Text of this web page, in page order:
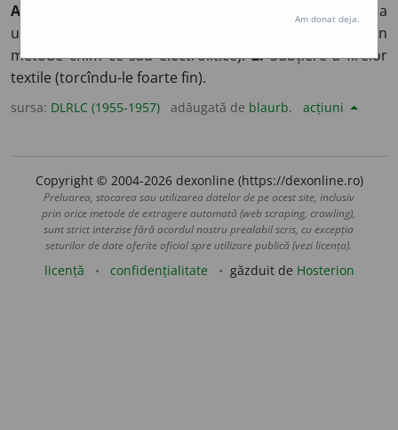
AFIN
Purificare a
unei mase metalice, separare de impurități (prin
metode chim ce sau electrolitice).2.Subțiere a firelor
textile (torcîndu-le foarte fin).
sursa: DLRLC (1955-1957) adăugată de blaurb. acțiuni
Copyright © 2004-2026 dexonline (https://dexonline.ro)
Preluarea, stocarea sau utilizarea datelor de pe acest site, inclusiv
prin orice metode de extragere automată (web scraping, crawling),
sunt strict interzise fără acordul nostru prealabil scris, cu excepția
seturilor de date oferite oficial spre utilizare publică (vezi licența).
licență confidențialitate găzduit de Hosterion
Am donat deja.